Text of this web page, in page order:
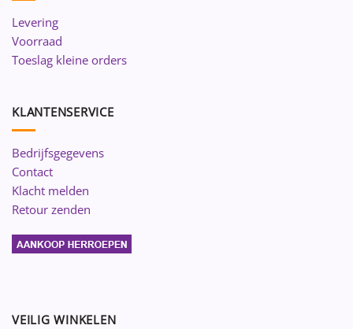
Levering
Voorraad
Toeslag kleine orders
KLANTENSERVICE
Bedrijfsgegevens
Contact
Klacht melden
Retour zenden
VEILIG WINKELEN